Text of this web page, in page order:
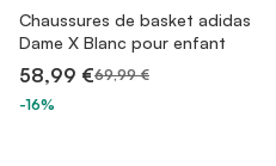
Chaussures de basket adidas
Dame X Blanc pour enfant
58,99 €69,99 €
-16%